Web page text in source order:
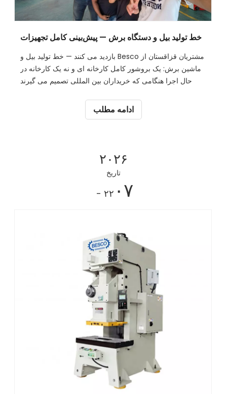
خط تولید بیل و دستگاه برش — پیش‌بینی کامل تجهیزات
مشتریان قزاقستان از Besco بازدید می کنند — خط تولید بیل و
ماشین برش: یک بروشور کامل کارخانه ای و نه یک کارخانه در
حال اجرا هنگامی که خریداران بین المللی تصمیم می گیرند
ادامه مطلب
۲۰۲۶
تاریخ
۰۷ - ۲۲